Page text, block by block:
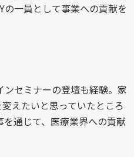
一員として事業への貢献を
セミナーの登壇も経験。家
えたいと思っていたところ
通じて、医療業界への貢献